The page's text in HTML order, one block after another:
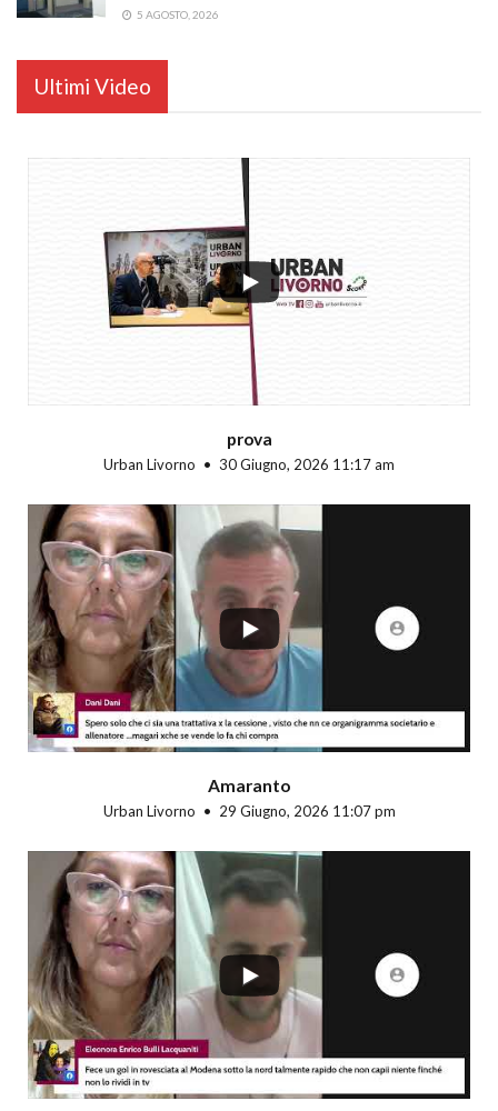
5 AGOSTO, 2026
Ultimi Video
prova
Urban Livorno 30 Giugno, 2026 11:17 am
Amaranto
Urban Livorno 29 Giugno, 2026 11:07 pm